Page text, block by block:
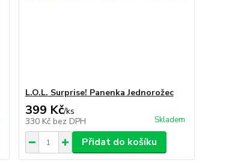
L.O.L. Surprise! Panenka Jednorožec
399 Kč/ks
330 Kč bez DPH Skladem
Přidat do košíku